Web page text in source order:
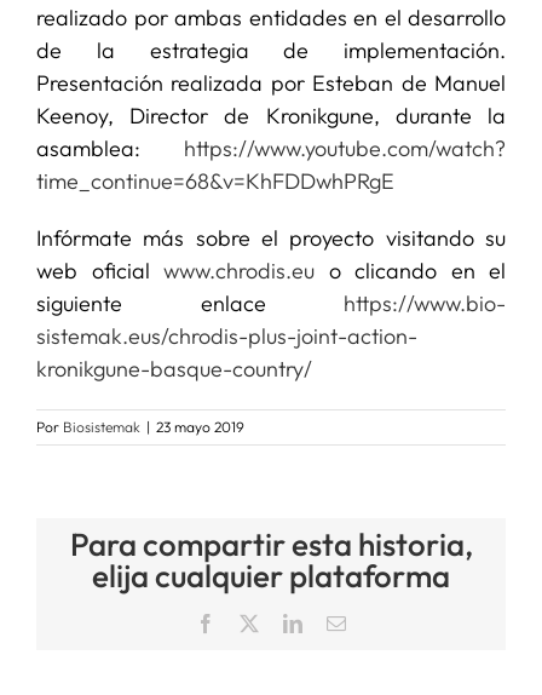
realizado por ambas entidades en el desarrollo
de la estrategia de implementación.
Presentación realizada por Esteban de Manuel
Keenoy, Director de Kronikgune, durante la
asamblea: https://www.youtube.com/watch?
time_continue=68&v=KhFDDwhPRgE
Infórmate más sobre el proyecto visitando su
web oficial www.chrodis.eu o clicando en el
siguiente enlace https://www.bio-
sistemak.eus/chrodis-plus-joint-action-
kronikgune-basque-country/
Por Biosistemak | 23 mayo 2019
Para compartir esta historia,
elija cualquier plataforma
Facebook LinkedInCorreo